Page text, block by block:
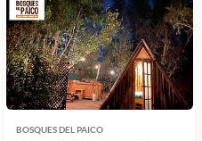
BOSQUES DEL PAICO